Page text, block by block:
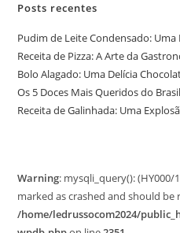
Posts recentes
Pudim de Leite Condensado: Uma
Receita de Pizza: A Arte da
Bolo Alagado: Uma Delícia
Os 5 Doces Mais Queridos do Brasil
Receita de Galinhada: Uma
Warning: mysqli_query():
marked as crashed and should be
/home/ledrussocom2024/